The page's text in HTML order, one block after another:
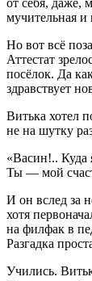
мучительная и
Но вот всё
Аттестат
посёлок. Да
здравствует
Витька хотел
не на шутку
«Васин!.. Куда
Ты — мой
И он вслед за
хотя
на филфак в
Разгадка
Учились.